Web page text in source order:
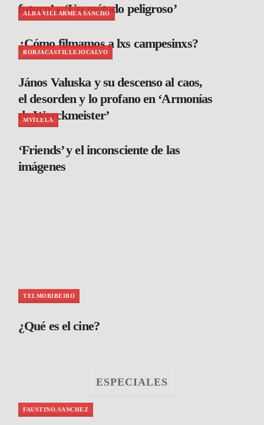
futuro’ y ‘Un método peligroso’
ALBA VILLARMEA SANCHO
¿Cómo filmamos a lxs campesinxs?
BORJACASTILLEJOCALVO
János Valuska y su descenso al caos,
el desorden y lo profano en ‘Armonías
de Werckmeister’
MVILELA
‘Friends’ y el inconsciente de las
imágenes
TELMORIBEIRO
¿Qué es el cine?
ESPECIALES
FAUSTINO.SANCHEZ